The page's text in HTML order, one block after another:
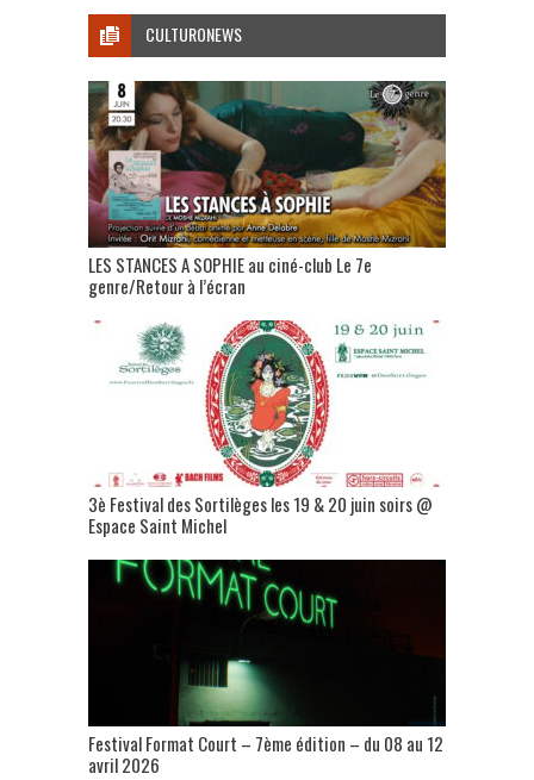
CULTURONEWS
LES STANCES A SOPHIE au ciné-club Le 7e
genre/Retour à l’écran
3è Festival des Sortilèges les 19 & 20 juin soirs @
Espace Saint Michel
Festival Format Court – 7ème édition – du 08 au 12
avril 2026